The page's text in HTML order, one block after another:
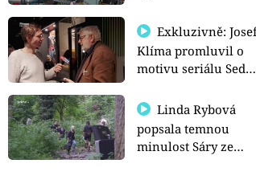
prima+
Exkluzivně: Josef
Klíma promluvil o
motivu seriálu Sedm
Linda Rybová
popsala temnou
minulost Sáry ze